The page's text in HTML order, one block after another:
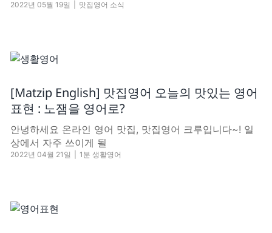
2022년 05월 19일 맛집영어 소식
[Matzip English] 맛집영어 오늘의 맛있는 영어
표현 : 노잼을 영어로?
안녕하세요 온라인 영어 맛집, 맛집영어 크루입니다~! 일
상에서 자주 쓰이게 될
2022년 04월 21일 1분 생활영어